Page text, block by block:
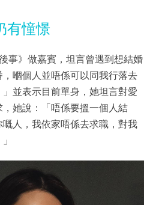
有憧憬
事》做嘉賓，坦言曾遇到想結婚
嗰個人並唔係可以同我行落去
並表示目前單身，她坦言對愛
她說：「唔係要搵一個人結
人，我依家唔係去求職，對我